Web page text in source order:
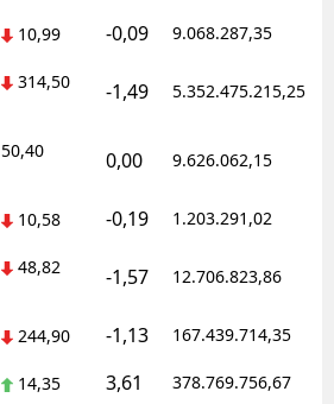
10,99 -0,09 9.068.287,35
314,50 -1,49 5.352.475.215,25
50,40 0,00 9.626.062,15
10,58 -0,19 1.203.291,02
48,82 -1,57 12.706.823,86
244,90 -1,13 167.439.714,35
14,35 3,61 378.769.756,67